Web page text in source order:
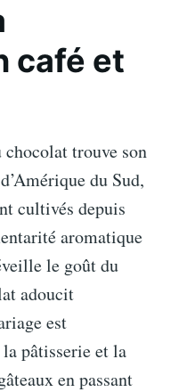
café et
chocolat trouve son
du Sud,
cultivés depuis
aromatique
le goût du
adoucit
est
pâtisserie et la
en passant